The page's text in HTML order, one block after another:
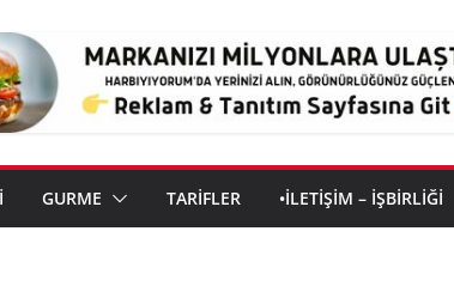
GURME TARİFLER •İLETIŞIM – İŞBIRLIĞI